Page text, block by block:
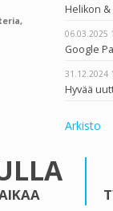
06.03.2025
31.12.2024
Hyvää
Arkisto